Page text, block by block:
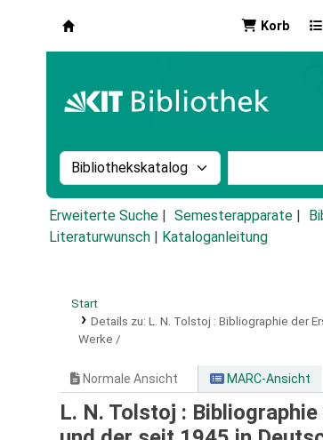
Korb
Suche im Katalog nach:
Erweiterte Suche Semesterapparate
Literaturwunsch
Kataloganleitung
Start
Details zu: L. N. Tolstoj : Bibliographie der
Werke /
Normale Ansicht MARC-Ansicht
L. N. Tolstoj :